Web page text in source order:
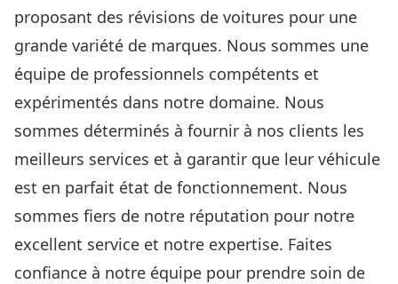
proposant des révisions de voitures pour une
grande variété de marques. Nous sommes une
équipe de professionnels compétents et
expérimentés dans notre domaine. Nous
sommes déterminés à fournir à nos clients les
meilleurs services et à garantir que leur véhicule
est en parfait état de fonctionnement. Nous
sommes fiers de notre réputation pour notre
excellent service et notre expertise. Faites
confiance à notre équipe pour prendre soin de